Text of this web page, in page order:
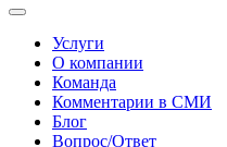
Услуги
О компании
Команда
Комментарии в СМИ
Блог
Вопрос/Ответ